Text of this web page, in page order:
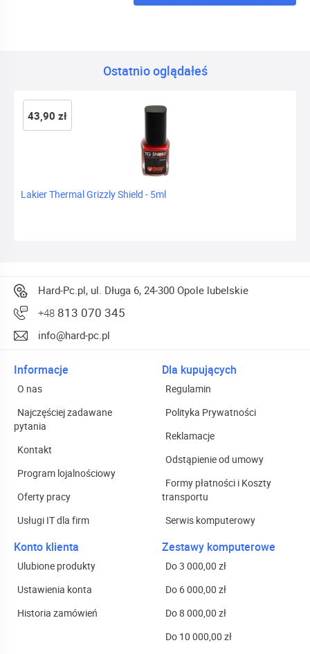
Ostatnio oglądałeś
Lakier Thermal Grizzly Shield - 5ml
43,90 zł
Hard-Pc.pl, ul. Długa 6, 24-300 Opole lubelskie
+48 813 070 345
info@hard-pc.pl
Informacje
O nas
Najczęściej zadawane
pytania
Kontakt
Program lojalnościowy
Oferty pracy
Usługi IT dla firm
Dla kupujących
Regulamin
Polityka Prywatności
Reklamacje
Odstąpienie od umowy
Formy płatności i Koszty
transportu
Serwis komputerowy
Konto klienta
Ulubione produkty
Ustawienia konta
Historia zamówień
Zestawy komputerowe
Do 3 000,00 zł
Do 6 000,00 zł
Do 8 000,00 zł
Do 10 000,00 zł